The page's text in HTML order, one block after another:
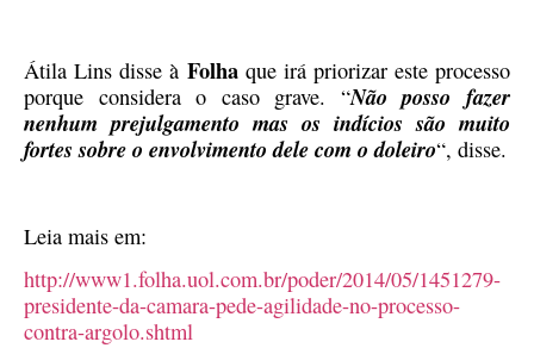
Átila Lins disse à Folha que irá priorizar este processo
porque considera o caso grave. “Não posso fazer
nenhum prejulgamento mas os indícios são muito
fortes sobre o envolvimento dele com o doleiro“, disse.
Leia mais em:
http://www1.folha.uol.com.br/poder/2014/05/1451279-
presidente-da-camara-pede-agilidade-no-processo-
contra-argolo.shtml